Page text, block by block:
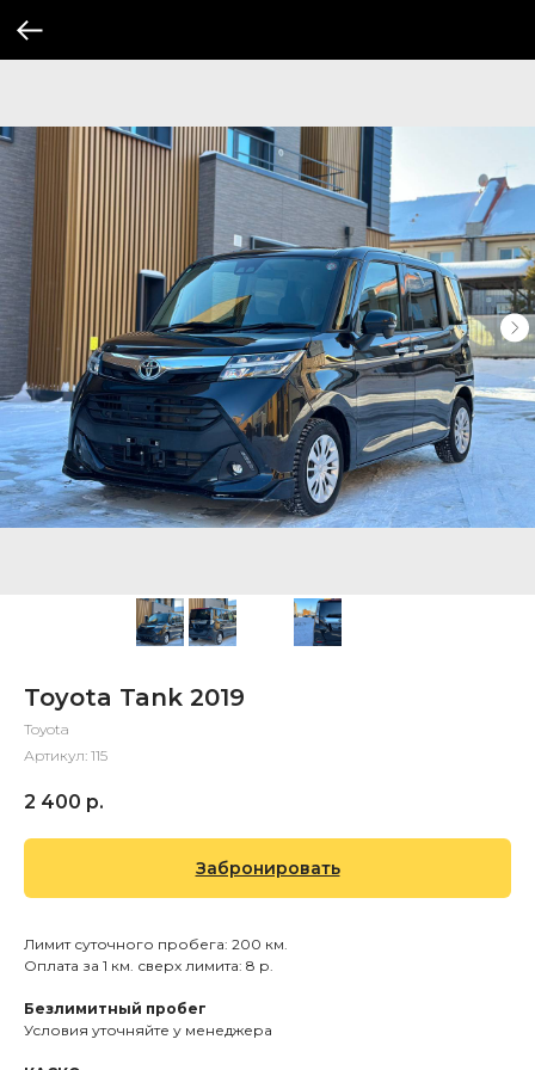
Toyota Tank 2019
Toyota
Артикул: 115
2 400 р.
Забронировать
Лимит суточного пробега: 200 км.
Оплата за 1 км. сверх лимита: 8 р.
Безлимитный пробег
Условия уточняйте у менеджера